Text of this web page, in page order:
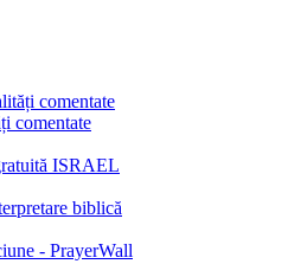
comentate
comentate
ISRAEL
biblică
- PrayerWall